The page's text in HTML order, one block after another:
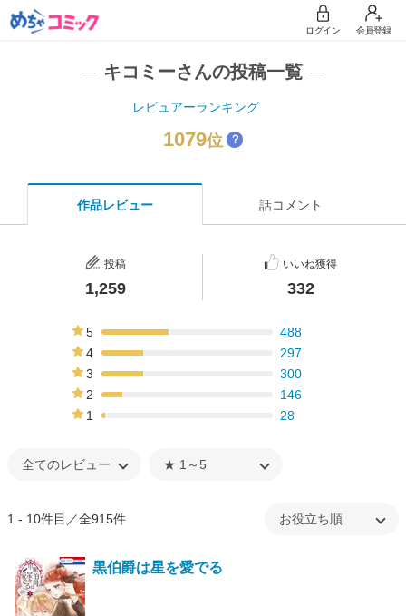
ログイン 会員登録
キコミーさんの投稿一覧
レビュアーランキング
1079位 ？
作品レビュー 話コメント
投稿
1,259
いいね獲得
332
5
488
4
297
3
300
2
146
1
28
1 - 10件目／全915件
黒伯爵は星を愛でる